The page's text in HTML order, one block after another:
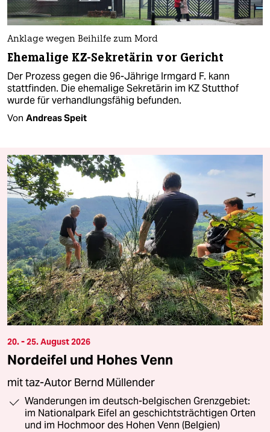
Anklage wegen Beihilfe zum Mord
Ehemalige KZ-Sekretärin vor Gericht
Der Prozess gegen die 96-Jährige Irmgard F. kann
stattfinden. Die ehemalige Sekretärin im KZ Stutthof
wurde für verhandlungsfähig befunden.
Von Andreas Speit
20. - 25. August 2026
Nordeifel und Hohes Venn
mit taz-Autor Bernd Müllender
Wanderungen im deutsch-belgischen Grenzgebiet:
im Nationalpark Eifel an geschichtsträchtigen Orten
und im Hochmoor des Hohen Venn (Belgien)